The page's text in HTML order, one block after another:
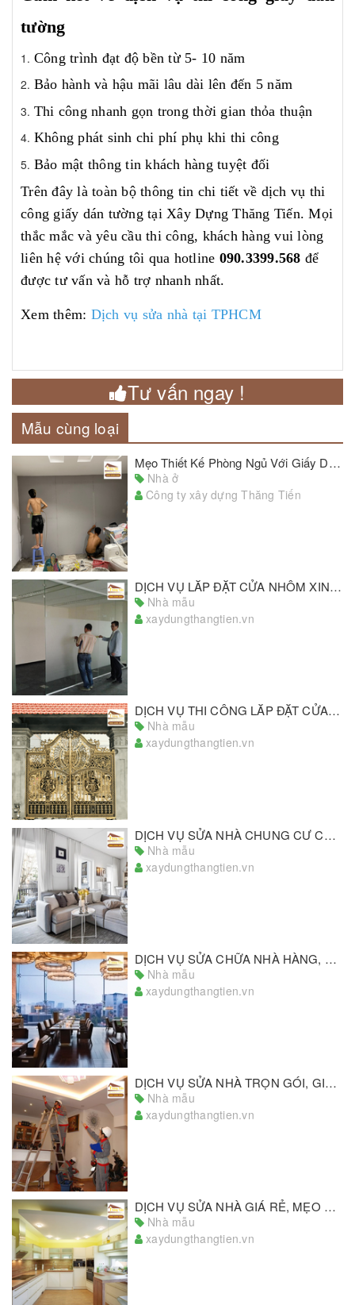
tường
Công trình đạt độ bền từ 5- 10 năm
Bảo hành và hậu mãi lâu dài lên đến 5 năm
Thi công nhanh gọn trong thời gian thỏa thuận
Không phát sinh chi phí phụ khi thi công
Bảo mật thông tin khách hàng tuyệt đối
Trên đây là toàn bộ thông tin chi tiết về dịch vụ thi
công giấy dán tường tại Xây Dựng Thăng Tiến. Mọi
thắc mắc và yêu cầu thi công, khách hàng vui lòng
liên hệ với chúng tôi qua hotline 090.3399.568 để
được tư vấn và hỗ trợ nhanh nhất.
Xem thêm: Dịch vụ sửa nhà tại TPHCM
Tư vấn ngay !
Mẫu cùng loại
Mẹo Thiết Kế Phòng Ngủ Với Giấy Dán Tường Đẹp Chủ Nhà Cần Lưu Ý
Nhà ở
Công ty xây dựng Thăng Tiến
DỊCH VỤ LẮP ĐẶT CỬA NHÔM XINGFA GIÁ RẺ, CHẤT LƯỢNG ĐẠT CHUẨN
Nhà mẫu
xaydungthangtien.vn
DỊCH VỤ THI CÔNG LẮP ĐẶT CỬA SẮT UY TÍN SỐ 1 MIỀN NAM
Nhà mẫu
xaydungthangtien.vn
DỊCH VỤ SỬA NHÀ CHUNG CƯ CHẤT LƯỢNG, GIÁ TỐT NHẤT THỊ TRƯỜNG
Nhà mẫu
xaydungthangtien.vn
DỊCH VỤ SỬA CHỮA NHÀ HÀNG, KHÁCH SẠN GIÁ RẺ, SỐ 1 TPHCM
Nhà mẫu
xaydungthangtien.vn
DỊCH VỤ SỬA NHÀ TRỌN GÓI, GIẢI PHÁP SỬA NHÀ UY TÍN, HOÀN HẢO
Nhà mẫu
xaydungthangtien.vn
DỊCH VỤ SỬA NHÀ GIÁ RẺ, MẸO HAY SỬA NHÀ TIẾT KIỆM CHI PHÍ
Nhà mẫu
xaydungthangtien.vn